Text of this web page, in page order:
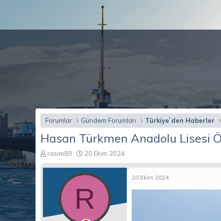
Forumlar Gündem Forumları Türkiye`den Haberler
Hasan Türkmen Anadolu Lisesi
K
o
b
rasim89
B
a
a
n
g
20 Ekim 2024
R
20 Ekim 2024